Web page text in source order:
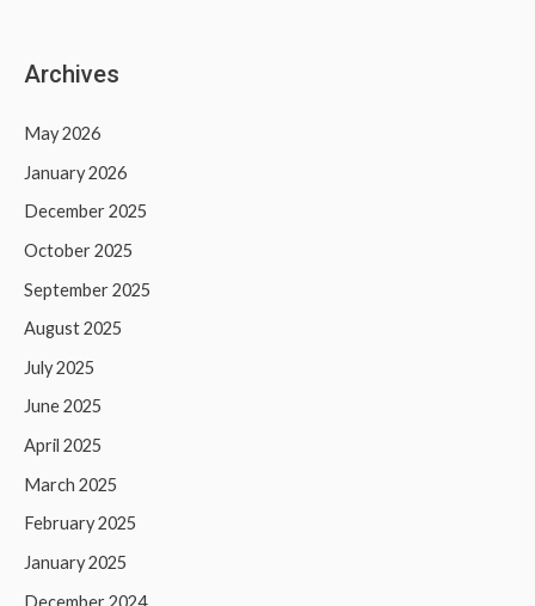
Archives
May 2026
January 2026
December 2025
October 2025
September 2025
August 2025
July 2025
June 2025
April 2025
March 2025
February 2025
January 2025
December 2024